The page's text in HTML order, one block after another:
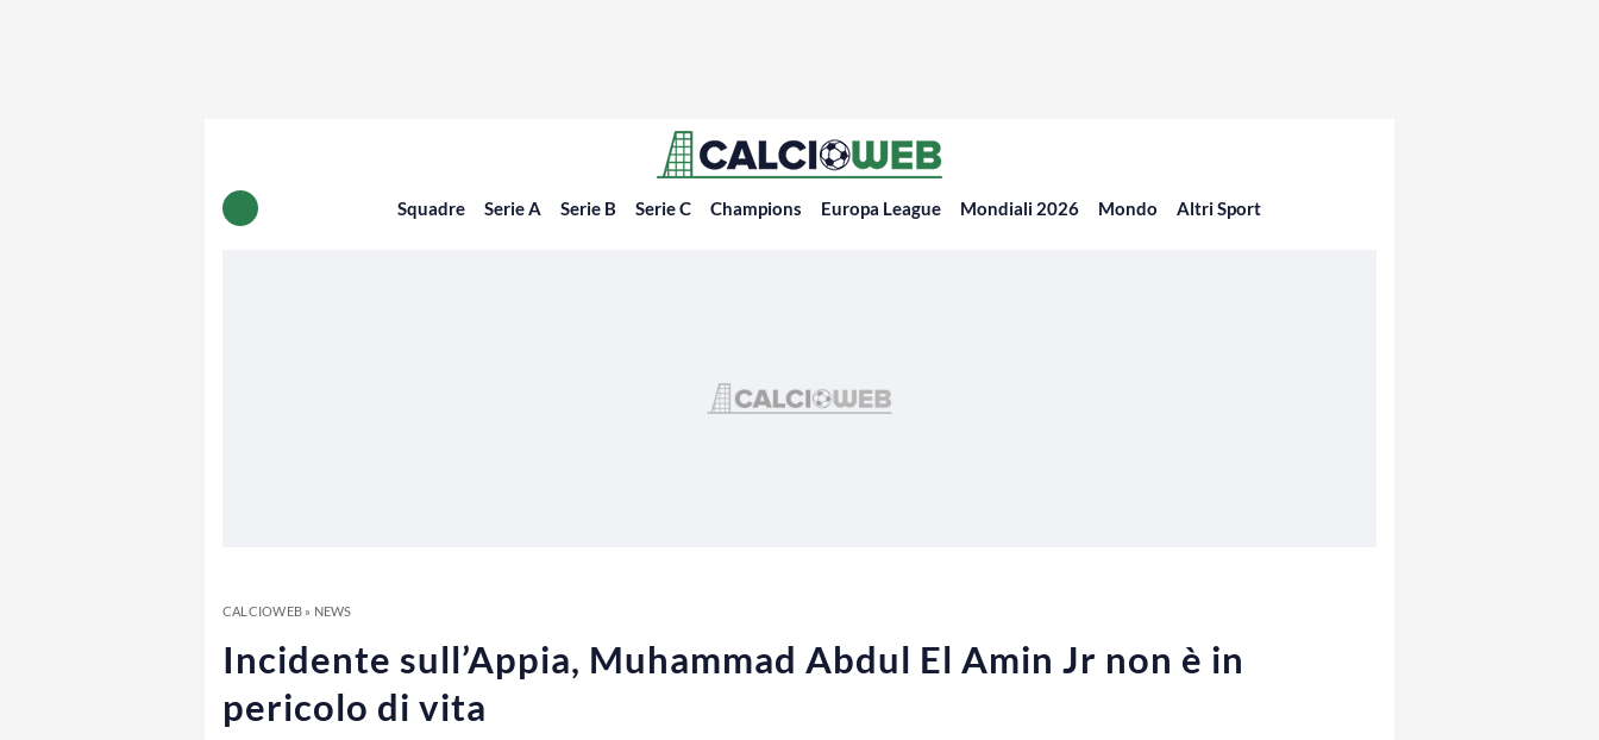
Squadre Serie A Serie B Serie C Champions Europa League Mondiali 2026 Mondo Altri Sport
CALCIOWEB» NEWS
Incidente sull’Appia, Muhammad Abdul El Amin Jr non è in
pericolo di vita